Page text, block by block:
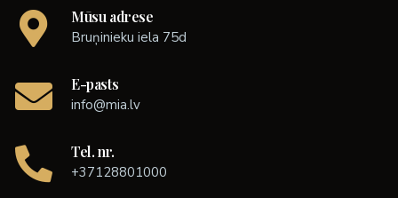
Mūsu adrese
Bruņinieku iela 75d
E-pasts
info@mia.lv
Tel. nr.
+37128801000